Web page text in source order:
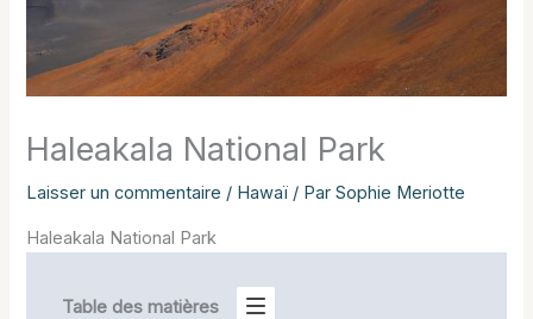
Haleakala National Park
Laisser un commentaire / Hawaï / ParSophie Meriotte
Haleakala National Park
Table des matières